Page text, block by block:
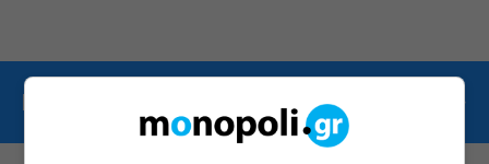
ΠΕΡΙΣΣΟΤΕΡΑ ΑΠΟ ΣΥΝΤΑΓΕΣ